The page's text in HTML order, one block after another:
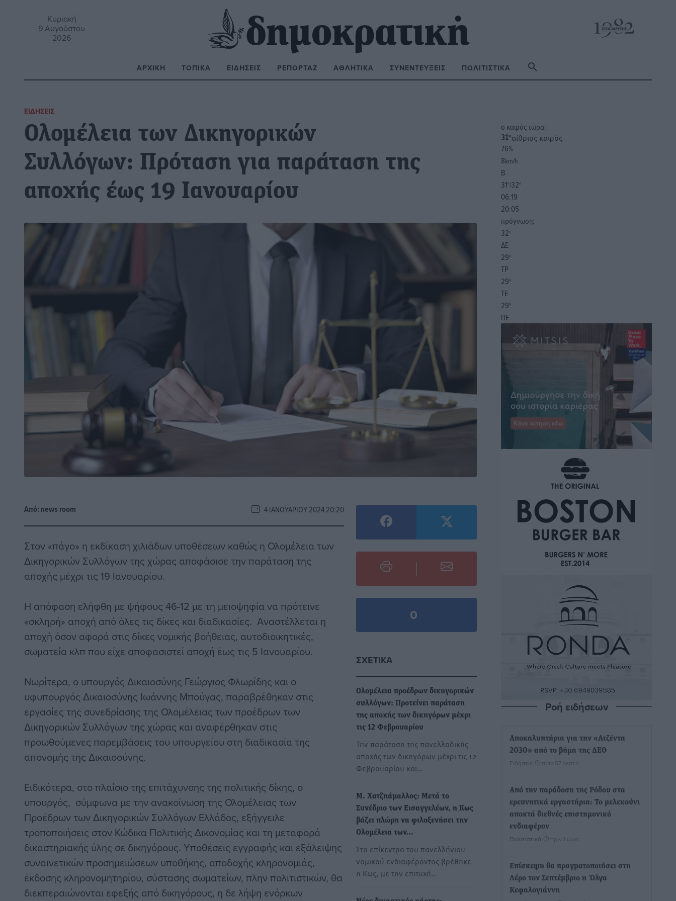
Κυριακή
9 Αυγούστου
2026
ΑΡΧΙΚΉ ΤΟΠΙΚΆ ΕΙΔΉΣΕΙΣ ΡΕΠΟΡΤΆΖ ΑΘΛΗΤΙΚΆ ΣΥΝΕΝΤΕΎΞΕΙΣ ΠΟΛΙΤΙΣΤΙΚΆ
ΕΙΔΉΣΕΙΣ
Ολομέλεια των Δικηγορικών
Συλλόγων: Πρόταση για παράταση της
αποχής έως 19 Ιανουαρίου
Από: news room 4 ΙΑΝΟΥΑΡΊΟΥ 2024 20:20
Στον «πάγο» η εκδίκαση χιλιάδων υποθέσεων καθώς η Ολομέλεια των
Δικηγορικών Συλλόγων της χώρας αποφάσισε την παράταση της
αποχής μέχρι τις 19 Ιανουαρίου.
Η απόφαση ελήφθη με ψήφους 46-12 με τη μειοψηφία να πρότεινε
«σκληρή» αποχή από όλες τις δίκες και διαδικασίες. Αναστέλλεται η
αποχή όσον αφορά στις δίκες νομικής βοήθειας, αυτοδιοικητικές,
σωματεία κλπ που είχε αποφασιστεί αποχή έως τις 5 Ιανουαρίου.
Νωρίτερα, ο υπουργός Δικαιοσύνης Γεώργιος Φλωρίδης και ο
υφυπουργός Δικαιοσύνης Ιωάννης Μπούγας, παραβρέθηκαν στις
εργασίες της συνεδρίασης της Ολομέλειας των προέδρων των
Δικηγορικών Συλλόγων της χώρας και αναφέρθηκαν στις
προωθούμενες παρεμβάσεις του υπουργείου στη διαδικασία της
απονομής της Δικαιοσύνης.
Ειδικότερα, στο πλαίσιο της επιτάχυνσης της πολιτικής δίκης, ο
υπουργός, σύμφωνα με την ανακοίνωση της Ολομέλειας των
Προέδρων των Δικηγορικών Συλλόγων Ελλάδος, εξήγγειλε
τροποποιήσεις στον Κώδικα Πολιτικής Δικονομίας και τη μεταφορά
δικαστηριακής ύλης σε δικηγόρους. Υποθέσεις εγγραφής και εξάλειψης
συναινετικών προσημειώσεων υποθήκης, αποδοχής κληρονομιάς,
έκδοσης κληρονομητηρίου, σύστασης σωματείων, πλην πολιτιστικών, θα
διεκπεραιώνονται εφεξής από δικηγόρους, η δε λήψη ενόρκων
0
ΣΧΕΤΙΚΆ
Ολομέλεια προέδρων δικηγορικών
συλλόγων: Προτείνει παράταση
της αποχής των δικηγόρων μέχρι
τις 12 Φεβρουαρίου
Την παράταση της πανελλαδικής
αποχής των δικηγόρων μέχρι τις 12
Φεβρουαρίου και…
Μ. Χατζηάμαλλος: Μετά το
Συνέδριο των Εισαγγελέων, η Κως
βάζει πλώρη να φιλοξενήσει την
Ολομέλεια των…
Στο επίκεντρο του πανελλήνιου
νομικού ενδιαφέροντος βρέθηκε
η Κως, με την επιτυχή…
o καιρός τώρα:
31°αίθριος καιρός
76%
8km/h
Β
31°/32°
06:19
20:05
πρόγνωση:
32°
ΔΕ
29°
ΤΡ
29°
ΤΕ
29°
ΠΕ
Ροή ειδήσεων
Αποκαλυπτήρια για την «Ατζέντα
2030» από το βήμα της ΔΕΘ
Ειδήσεις πριν 57 λεπτά
Από την παράδοση της Ρόδου στα
ερευνητικά εργαστήρια: Το μελεκούνι
αποκτά διεθνές επιστημονικό
ενδιαφέρον
Πολιτιστικά πριν 1 ώρα
Επίσκεψη θα πραγματοποιήσει στη
Λέρο τον Σεπτέμβριο η Όλγα
Κεφαλογιάννη